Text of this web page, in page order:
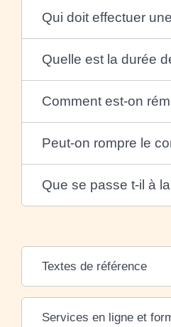
Qui doit effectuer
Quelle est la durée
Comment est-on
Peut-on rompre le
Que se passe t-il à
Textes de référence
Services en ligne et